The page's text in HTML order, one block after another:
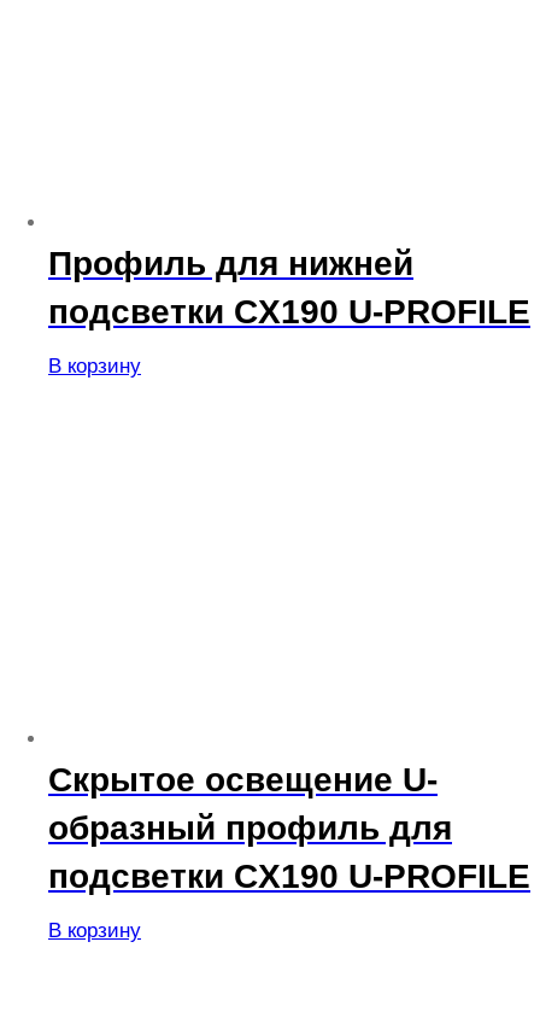
Профиль для нижней
подсветки CX190 U-PROFILE
В корзину
Скрытое освещение U-
образный профиль для
подсветки CX190 U-PROFILE
В корзину